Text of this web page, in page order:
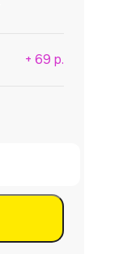
+ 69 р.